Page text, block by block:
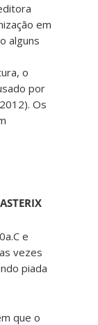
em
alguns
o
por
Os
e
vezes
piada
que o